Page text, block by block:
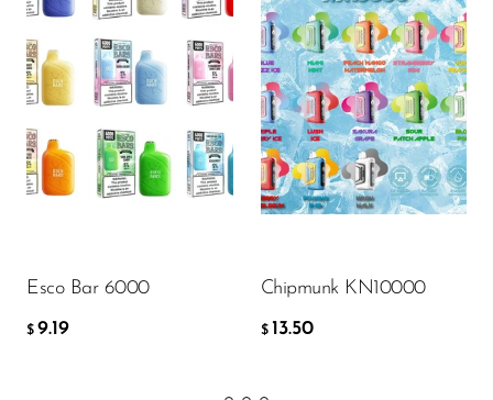
Esco Bar 6000
$ 9.19
Flavor
$ 9.19
Chipmunk KN10000
$ 13.50
Flavor
$13.50